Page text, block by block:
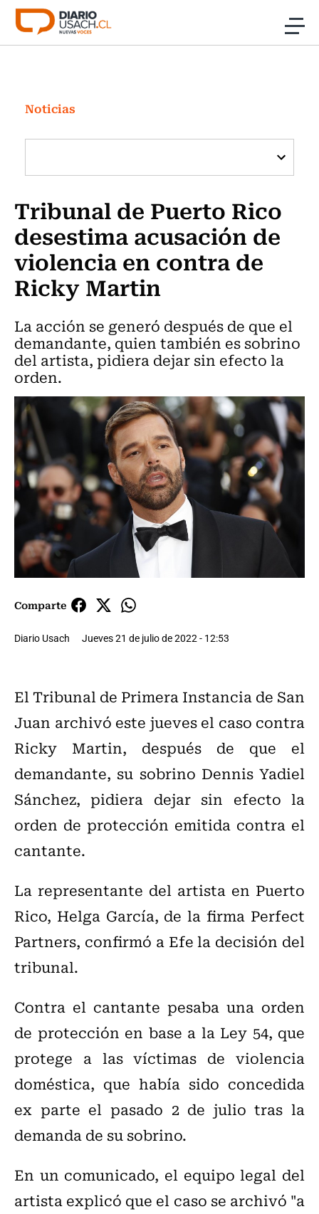
Click acá para ir directamente al contenido
Investigación
Cultura
Programas Radio y TV Usach
Noticias
Tribunal de Puerto Rico
desestima acusación de
violencia en contra de
Ricky Martin
La acción se generó después de que el
demandante, quien también es sobrino
del artista, pidiera dejar sin efecto la
orden.
Comparte
Diario Usach Jueves 21 de julio de 2022 - 12:53
El Tribunal de Primera Instancia de San
Juan archivó este jueves el caso contra
Ricky Martin, después de que el
demandante, su sobrino Dennis Yadiel
Sánchez, pidiera dejar sin efecto la
orden de protección emitida contra el
cantante.
La representante del artista en Puerto
Rico, Helga García, de la firma Perfect
Partners, confirmó a Efe la decisión del
tribunal.
Contra el cantante pesaba una orden
de protección en base a la Ley 54, que
protege a las víctimas de violencia
doméstica, que había sido concedida
ex parte el pasado 2 de julio tras la
demanda de su sobrino.
En un comunicado, el equipo legal del
artista explicó que el caso se archivó "a